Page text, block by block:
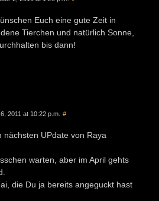
Euch eine gute Zeit in
Tierchen und natürlich Sonne,
bis dann!
2011 at 10:22 p.m. #
nächsten UPdate von Raya
warten, aber im April gehts
die Du ja bereits angeguckt hast